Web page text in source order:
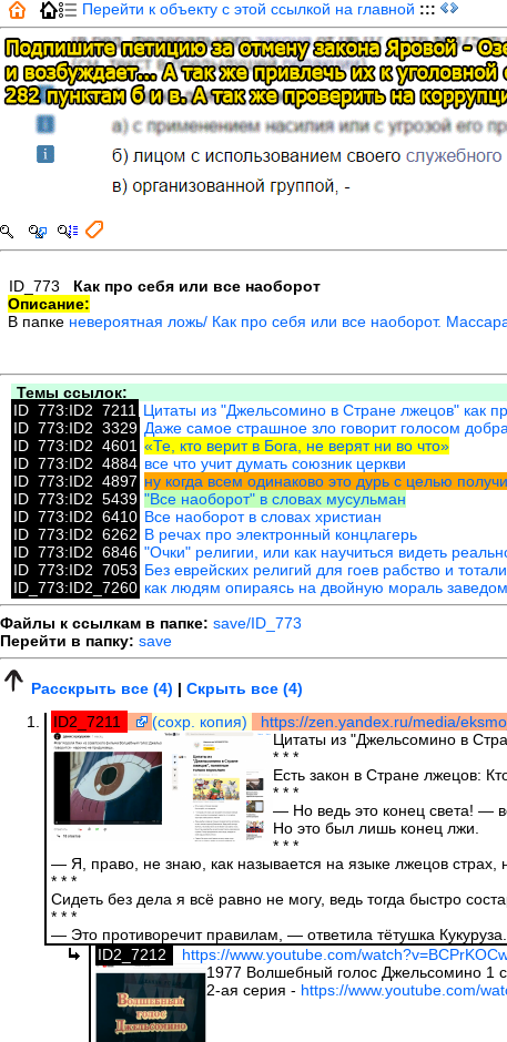
Перейти к объекту с этой ссылкой на главной :::
ID_773 Как про себя или все наоборот
Описание:
В папке невероятная ложь/ Как про себя или все наоборот.
Темы ссылок:
ID_773:ID2_7211 Цитаты из "Джельсомино в Стране лжецов" как
ID_773:ID2_3329 Даже самое страшное зло говорит голосом
ID_773:ID2_4601 «Те, кто верит в Бога, не верят ни во что»
ID_773:ID2_4884 все что учит думать союзник церкви
ID_773:ID2_4897 ну когда всем одинаково это дурь с целью
ID_773:ID2_5439 "Все наоборот" в словах мусульман
ID_773:ID2_6410 Все наоборот в словах христиан
ID_773:ID2_6262 В речах про электронный концлагерь
ID_773:ID2_6846 "Очки" религии, или как научиться видеть
ID_773:ID2_7053 Без еврейских религий для гоев рабство и
ID_773:ID2_7260 как людям опираясь на двойную мораль
Файлы к ссылкам в папке: save/ID_773
Перейти в папку: save
Расскрыть все (4) | Скрыть все (4)
ID2_7211
(сохр. копия)
https://zen.yandex.ru/media/
Цитаты из "Джельсомино в
* * *
Есть закон в Стране лжецов:
* * *
— Но ведь это конец света! —
Но это был лишь конец лжи.
* * *
— Я, право, не знаю, как называется на языке лжецов страх,
* * *
Сидеть без дела я всё равно не могу, ведь тогда быстро
* * *
— Это противоречит правилам, — ответила тётушка
ID2_7212
https://www.youtube.com/
1977 Волшебный голос Джельсомино 1
2-ая серия - https://www.youtube.com/